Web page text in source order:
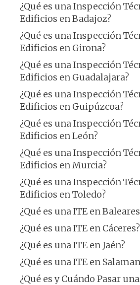
¿Qué es una Inspección
Edificios en Badajoz?
¿Qué es una Inspección
Edificios en Girona?
¿Qué es una Inspección
Edificios en Guadalajara?
¿Qué es una Inspección
Edificios en Guipúzcoa?
¿Qué es una Inspección
Edificios en León?
¿Qué es una Inspección
Edificios en Murcia?
¿Qué es una Inspección
Edificios en Toledo?
¿Qué es una ITE en
¿Qué es una ITE en Cáceres?
¿Qué es una ITE en Jaén?
¿Qué es una ITE en
¿Qué es y Cuándo Pasar